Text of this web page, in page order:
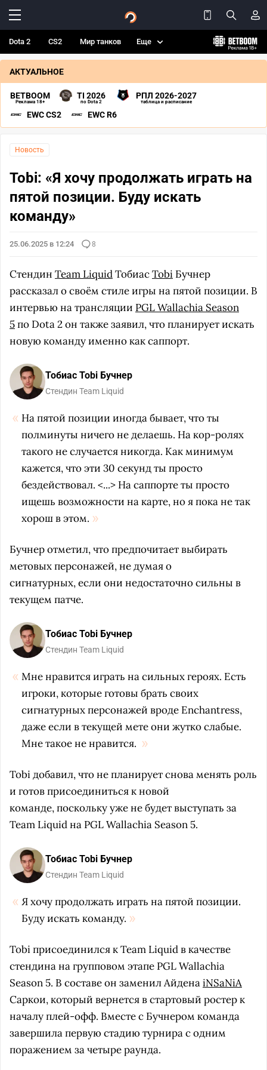
Dota 2 CS2 Мир танков Еще
АКТУАЛЬНОЕ
BETBOOM
Реклама 18+
TI 2026
по Dota 2
РПЛ 2026-2027
таблица и расписание
EWC CS2 EWC R6
Новость
Tobi: «Я хочу продолжать играть на
пятой позиции. Буду искать
команду»
25.06.2025 в 12:24 8
Стендин Team LiquidТобиасTobi Бучнер
рассказал о своём стиле игры на пятой позиции. В
интервью на трансляции PGL Wallachia Season
5по Dota 2 он также заявил, что планирует искать
новую команду именно как саппорт.
Тобиас Tobi Бучнер
Стендин Team Liquid
На пятой позиции иногда бывает, что ты
полминуты ничего не делаешь. На кор-ролях
такого не случается никогда. Как минимум
кажется, что эти 30 секунд ты просто
бездействовал. <...> На саппорте ты просто
ищешь возможности на карте, но я пока не так
хорош в этом.
Бучнер отметил, что предпочитает выбирать
метовых персонажей, не думая о
сигнатурных, если они недостаточно сильны в
текущем патче.
Тобиас Tobi Бучнер
Стендин Team Liquid
Мне нравится играть на сильных героях. Есть
игроки, которые готовы брать своих
сигнатурных персонажей вроде Enchantress,
даже если в текущей мете они жутко слабые.
Мне такое не нравится.
Tobi добавил, что не планирует снова менять роль
и готов присоединиться к новой
команде, поскольку уже не будет выступать за
Team Liquid на PGL Wallachia Season 5.
Тобиас Tobi Бучнер
Стендин Team Liquid
Я хочу продолжать играть на пятой позиции.
Буду искать команду.
Tobi присоединился к Team Liquid в качестве
стендина на групповом этапе PGL Wallachia
Season 5. В составе он заменил АйденаiNSaNiA
Саркои, который вернется в стартовый ростер к
началу плей-офф. Вместе с Бучнером команда
завершила первую стадию турнира с одним
поражением за четыре раунда.